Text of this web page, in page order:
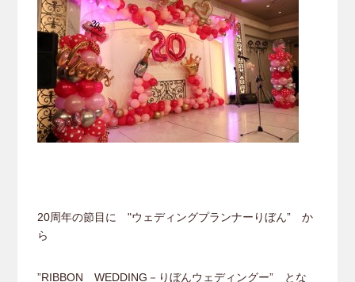
20周年の節目に "ウェディングプランナーりぼん” か
ら
”RIBBON WEDDING－りぼんウェディングー” とな